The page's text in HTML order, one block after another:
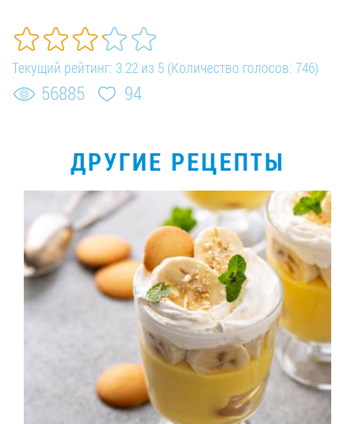
Текущий рейтинг: 3.22 из 5 (Количество голосов: 746)
56885 94
ДРУГИЕ РЕЦЕПТЫ